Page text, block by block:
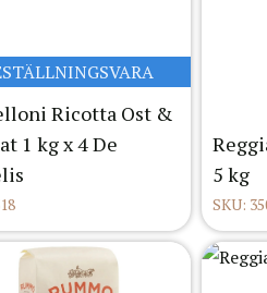
Ricotta Ost &
1 kg x 4 De
5 kg
SKU: